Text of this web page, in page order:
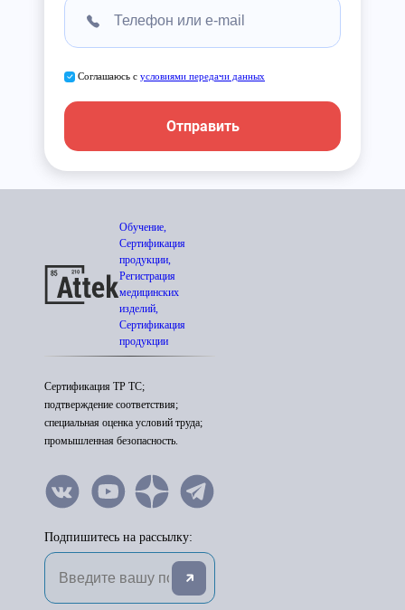
Соглашаюсь с условиями передачи данных
Отправить
Обучение,
Сертификация
продукции,
Регистрация
медицинских
изделий,
Сертификация
продукции
Сертификация ТР ТС;
подтверждение соответствия;
специальная оценка условий труда;
промышленная безопасность.
Подпишитесь на рассылку: